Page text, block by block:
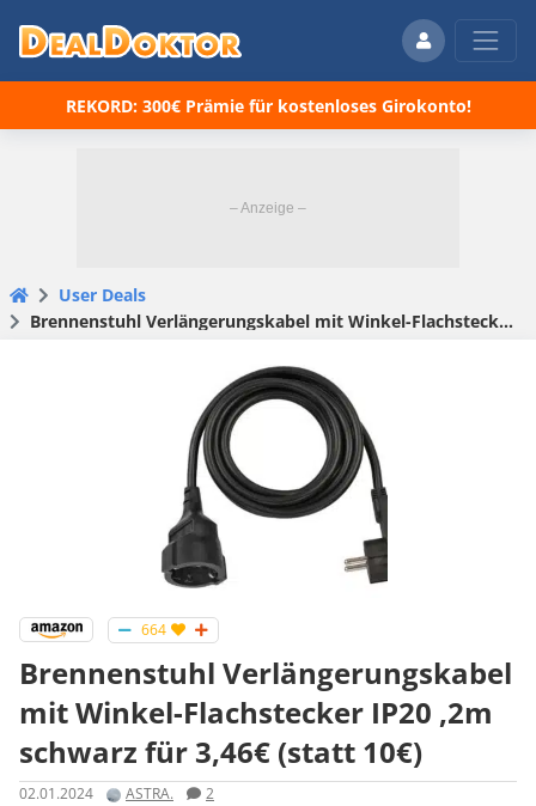
REKORD: 300€ Prämie für kostenloses Girokonto!
User Deals
Brennenstuhl Verlängerungskabel mit Winkel-Flachstecker IP20 ,2m schwarz für 3,46€ (statt 10€)
664
Brennenstuhl Verlängerungskabel
mit Winkel-Flachstecker IP20 ,2m
schwarz für 3,46€ (statt 10€)
02.01.2024 ASTRA. 2